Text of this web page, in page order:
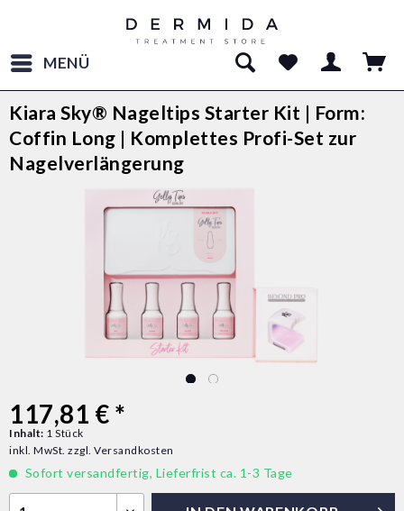
MENÜ
Kiara Sky® Nageltips Starter Kit | Form:
Coffin Long | Komplettes Profi-Set zur
Nagelverlängerung
117,81 € *
Inhalt: 1 Stück
inkl. MwSt. zzgl. Versandkosten
Sofort versandfertig, Lieferfrist ca. 1-3 Tage